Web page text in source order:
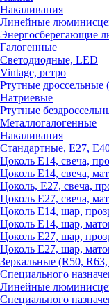
Накаливания
Линейные
Энергосберегающие
Галогенные
Светодиодные, LED
Vintage, ретро
Ртутные
Натриевые
Ртутные
Металлогалогенные
Накаливания
Стандартные, Е27,
Цоколь Е14, свеча,
Цоколь Е14, свеча,
Цоколь, Е27, свеча,
Цоколь Е27, свеча,
Цоколь Е14, шар,
Цоколь Е14, шар,
Цоколь Е27, шар,
Цоколь Е27, шар,
Зеркальные (R50,
Специального
Линейные
Специального